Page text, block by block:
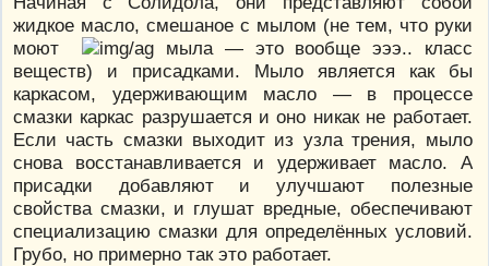
жидкое масло, смешаное с мылом (не тем, что руки
моют
мыла — это вообще эээ.. класс
веществ) и присадками. Мыло является как бы
каркасом, удерживающим масло — в процессе
смазки каркас разрушается и оно никак не работает.
Если часть смазки выходит из узла трения, мыло
снова восстанавливается и удерживает масло. А
присадки добавляют и улучшают полезные
свойства смазки, и глушат вредные, обеспечивают
специализацию смазки для определённых условий.
Грубо, но примерно так это работает.